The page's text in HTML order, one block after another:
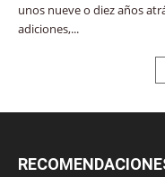
unos nueve o diez años
adiciones,...